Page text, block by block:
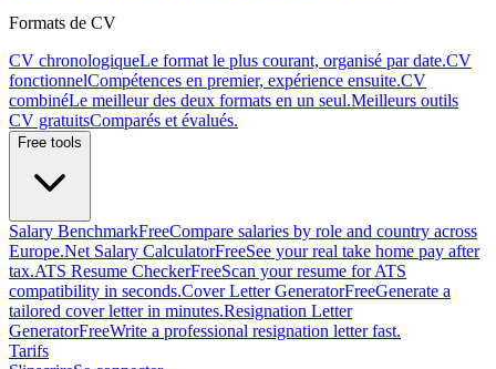
Formats de CV
CV chronologiqueLe format le plus courant, organisé par date.CV
fonctionnelCompétences en premier, expérience ensuite.CV
combinéLe meilleur des deux formats en un seul.Meilleurs outils
CV gratuitsComparés et évalués.
Free tools
Salary BenchmarkFreeCompare salaries by role and country across
Europe.Net Salary CalculatorFreeSee your real take home pay after
tax.ATS Resume CheckerFreeScan your resume for ATS
compatibility in seconds.Cover Letter GeneratorFreeGenerate a
tailored cover letter in minutes.Resignation Letter
GeneratorFreeWrite a professional resignation letter fast.
Tarifs